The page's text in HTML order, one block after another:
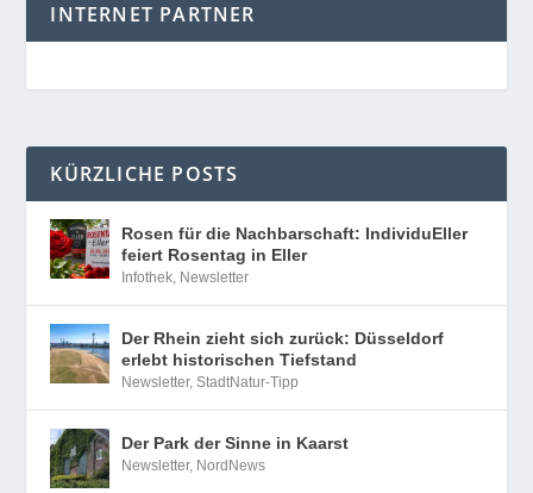
INTERNET PARTNER
KÜRZLICHE POSTS
Rosen für die Nachbarschaft: IndividuEller
feiert Rosentag in Eller
Infothek, Newsletter
Der Rhein zieht sich zurück: Düsseldorf
erlebt historischen Tiefstand
Newsletter,StadtNatur-Tipp
Der Park der Sinne in Kaarst
Newsletter, NordNews